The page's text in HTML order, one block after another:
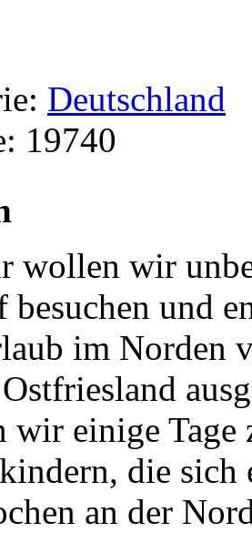
Deutschland
19740
wollen wir
besuchen und
im Norden
wir einige Tage
die sich
an der